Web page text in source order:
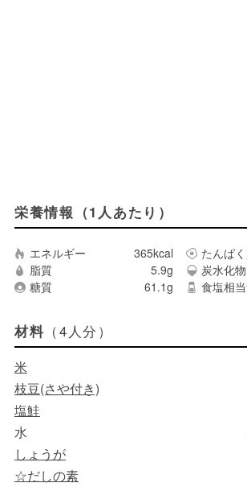
栄養情報（1人あたり）
エネルギー 365kcal たんぱ
脂質
5.9g 炭水化物
糖質
61.1g 食塩相
材料 （4人分）
米
枝豆(さや付き)
塩鮭
水
しょうが
☆だしの素